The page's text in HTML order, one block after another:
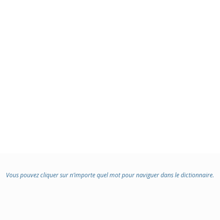
Vous pouvez cliquer sur n’importe quel mot pour naviguer dans le dictionnaire.